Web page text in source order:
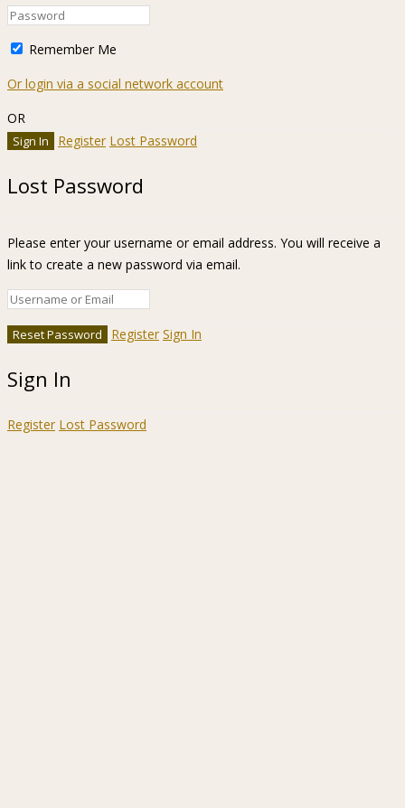
Remember Me
Or login via a social network account
OR
Register Lost Password
Lost Password
Please enter your username or email address. You will receive a
link to create a new password via email.
Register Sign In
Sign In
Register Lost Password